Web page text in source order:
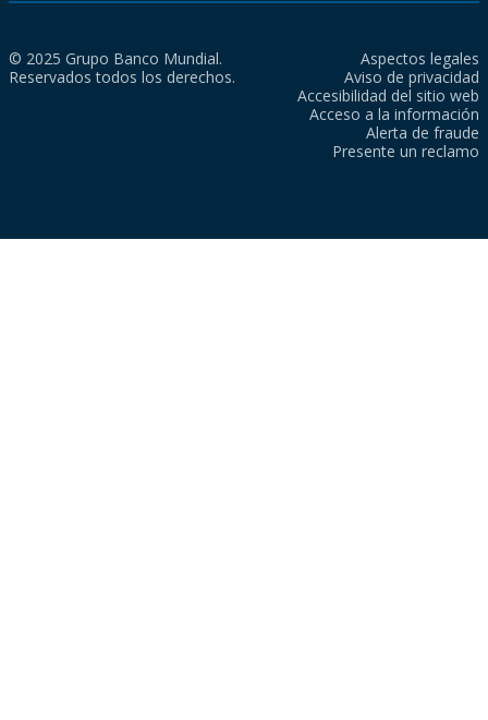
© 2025 Grupo Banco Mundial.
Reservados todos los derechos.
Aspectos legales
Aviso de privacidad
Accesibilidad del sitio web
Acceso a la información
Alerta de fraude
Presente un reclamo